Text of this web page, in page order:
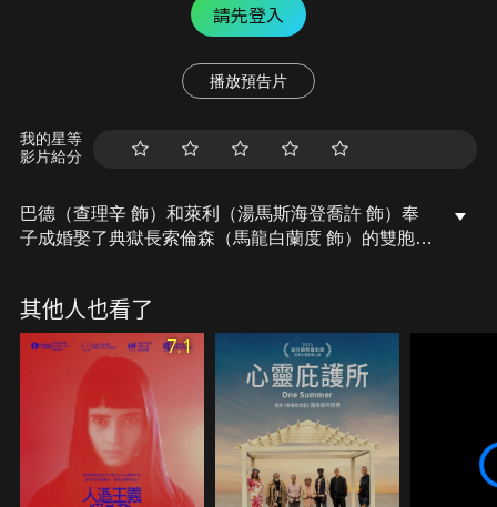
請先登入
播放預告片
我的星等
影片給分
巴德（查理辛 飾）和萊利（湯馬斯海登喬許 飾）奉
子成婚娶了典獄長索倫森（馬龍白蘭度 飾）的雙胞胎
金的事而心生歹念，想要搶錢來贏得地位，搶錢成功
後萊利卻退縮而退出，典獄長為了報復不惜威脅法官
要把巴德關進他的牢裡……。
其他人也看了
7.1